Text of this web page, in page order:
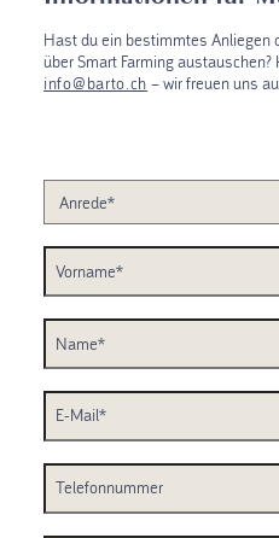
Hast du ein bestimmtes Anliegen
über Smart Farming
info@barto.ch – wir freuen uns